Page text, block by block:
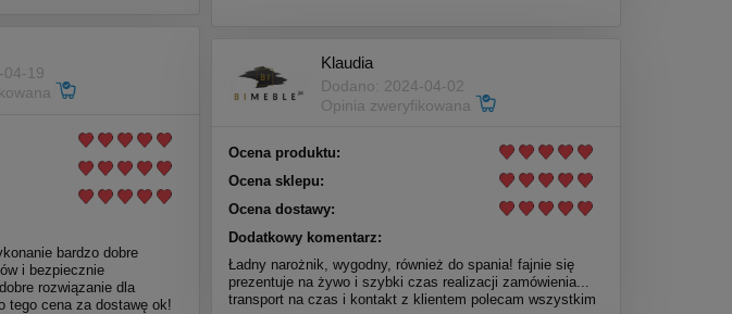
04-19
bardzo dobre
i bezpiecznie
rozwiązanie dla
tego cena za dostawę ok!
Klaudia
Dodano: 2024-04-02
Opinia zweryfikowana
Ocena produktu:
Ocena sklepu:
Ocena dostawy:
Dodatkowy komentarz:
Ładny narożnik, wygodny, również do spania! fajnie się
prezentuje na żywo i szybki czas realizacji zamówienia...
transport na czas i kontakt z klientem polecam wszystkim